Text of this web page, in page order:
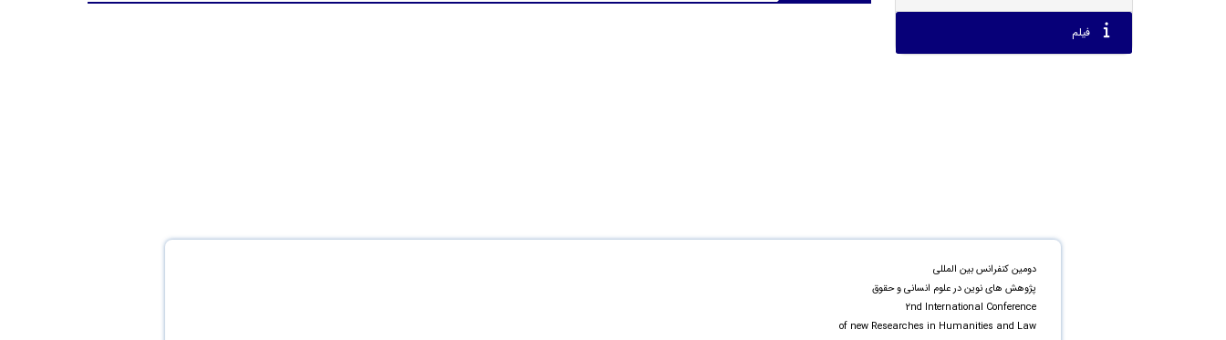
فیلم
دومین کنفرانس بین المللی
پژوهش های نوین در علوم انسانی و حقوق
2nd International Conference
of new Researches in Humanities and Law